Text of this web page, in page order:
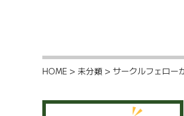
HOME > 未分類 > サークルフェロー